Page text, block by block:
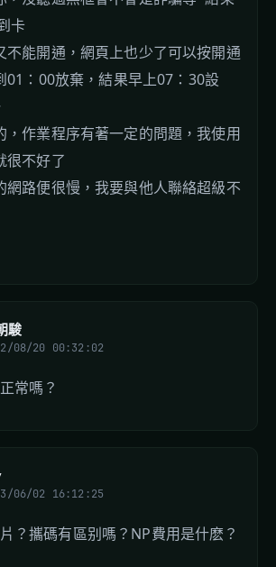
卡
不能開通，網頁上也少了可以按開通
01：00放棄，結果早上07：30設
，作業程序有著一定的問題，我使用
很不好了
網路便很慢，我要與他人聯絡超級不
駿
08/20 00:32:02
常嗎？
06/02 16:12:25
？攜碼有區别嗎？NP費用是什麽？